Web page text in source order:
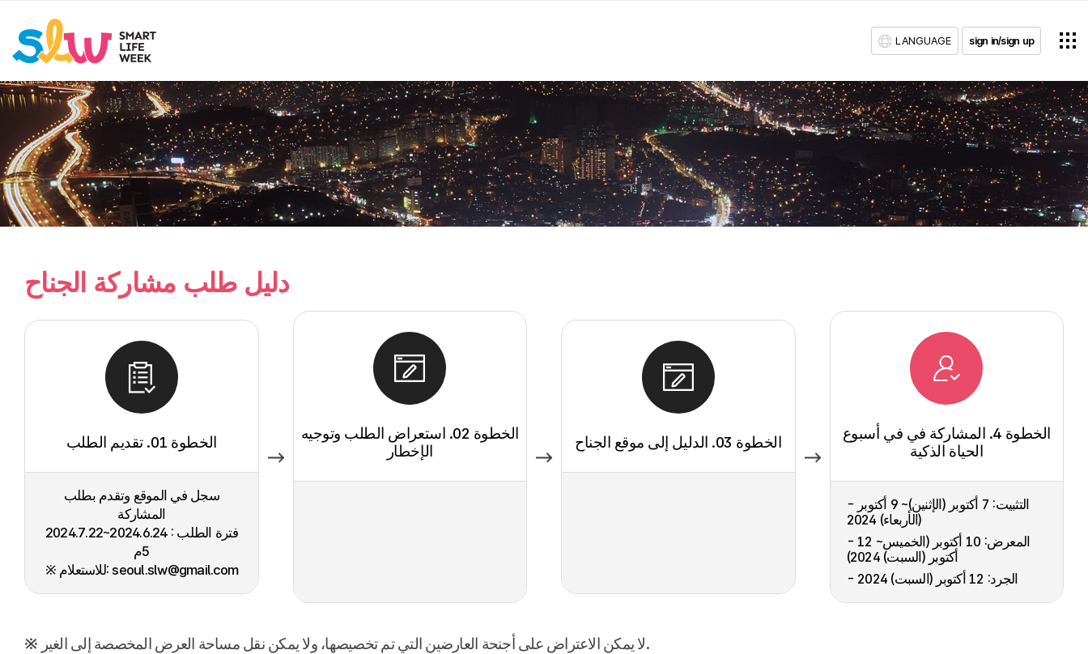
LANGUAGE sign in/sign up
دليل طلب مشاركة الجناح
الخطوة 01. تقديم الطلب
سجل في الموقع وتقدم بطلب
المشاركة
فترة الطلب : 2024.6.24~2024.7.22
5م
※ للاستعلام: seoul.slw@gmail.com
الخطوة 02. استعراض الطلب وتوجيه
الإخطار
الخطوة 03. الدليل إلى موقع الجناح
الخطوة 4. المشاركة في في أسبوع
الحياة الذكية
- التثبيت: 7 أكتوبر (الإثنين)~ 9 أكتوبر
(الأربعاء) 2024
- المعرض: 10 أكتوبر (الخميس~ 12
أكتوبر (السبت) 2024)
- الجرد: 12 أكتوبر (السبت) 2024
※ لا يمكن الاعتراض على أجنحة العارضين التي تم تخصيصها، ولا يمكن نقل مساحة العرض المخصصة إلى الغير.